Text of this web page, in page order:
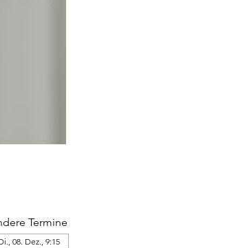
Termine
08. Dez., 9:15